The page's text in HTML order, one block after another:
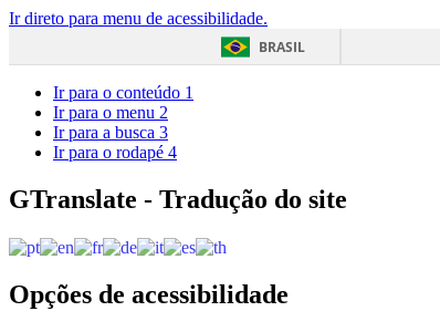
Ir direto para menu de acessibilidade.
BRASIL
Ir para o conteúdo 1
Ir para o menu 2
Ir para a busca 3
Ir para o rodapé 4
GTranslate - Tradução do site
Opções de acessibilidade